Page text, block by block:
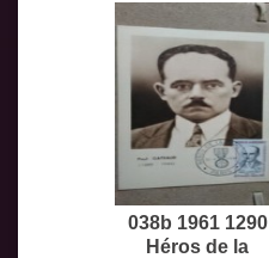
038b 1961 1290
Héros de la